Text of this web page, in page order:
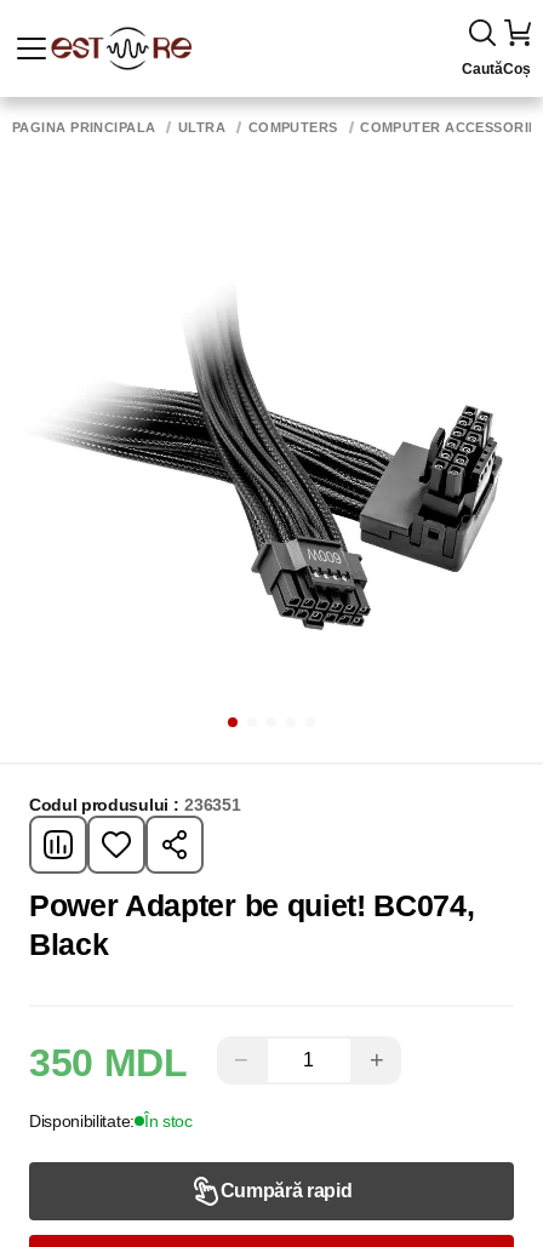
CautăCoș
PAGINA PRINCIPALĂ ULTRA COMPUTERS COMPUTER
Codul produsului : 236351
Power Adapter be quiet! BC074,
Black
350 MDL − +
Disponibilitate: În stoc
Cumpără rapid